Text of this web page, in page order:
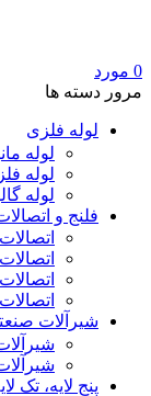
0 مورد
مرور دسته ها
لوله فلزی
لوله
لوله
لوله
فلنج و
شیرآلات
پنج لایه، تک